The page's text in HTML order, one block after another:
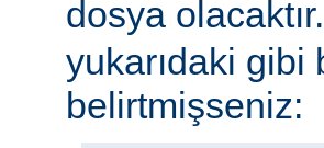
dosya
yukarıdaki
belirtmişseniz: